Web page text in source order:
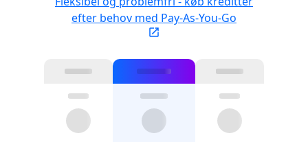
efter behov med Pay-As-You-Go